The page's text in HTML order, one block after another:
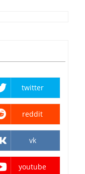
twitter
reddit
vk
youtube